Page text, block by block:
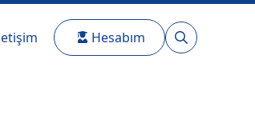
Hesabım